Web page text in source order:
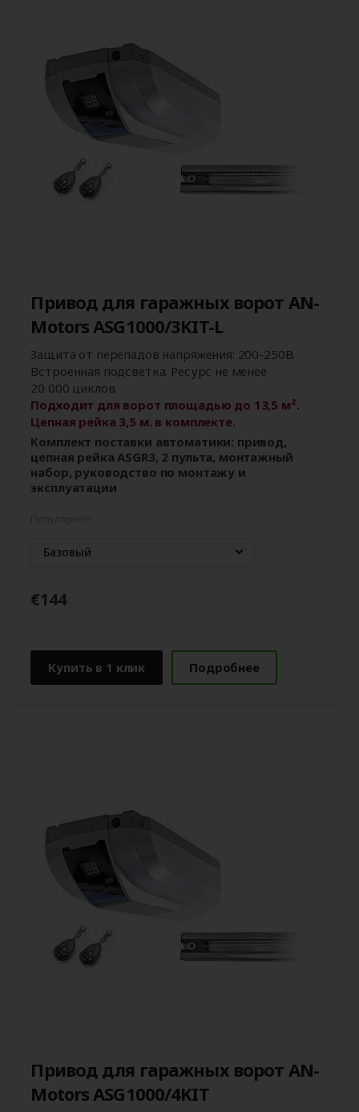
Привод для гаражных ворот AN-
Motors ASG1000/3KIT-L
Защита от перепадов напряжения: 200-250В.
Встроенная подсветка. Ресурс не менее
20 000 циклов.
Подходит для ворот площадью до 13,5 м².
Цепная рейка 3,5 м. в комплекте.
Комплект поставки автоматики: привод,
цепная рейка ASGR3, 2 пульта, монтажный
набор, руководство по монтажу и
эксплуатации
Базовый
€144
Купить в 1 клик Подробнее
Привод для гаражных ворот AN-
Motors ASG1000/4KIT